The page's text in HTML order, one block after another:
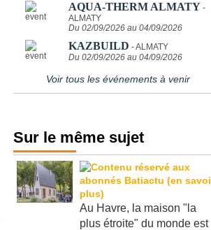
AQUA-THERM ALMATY -
ALMATY
Du 02/09/2026 au 04/09/2026
KAZBUILD - ALMATY
Du 02/09/2026 au 04/09/2026
Voir tous les événements à venir
Sur le même sujet
Au Havre, la maison "la
plus étroite" du monde est